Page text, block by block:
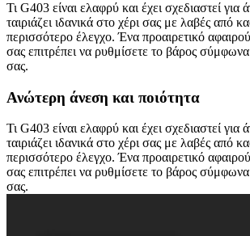
Τι G403 είναι ελαφρύ και έχει σχεδιαστεί για
ταιριάζει ιδανικά στο χέρι σας με λαβές από
περισσότερο έλεγχο. Ένα προαιρετικό
σας επιτρέπει να ρυθμίσετε το βάρος σύμφωνα
σας.
Ανώτερη άνεση και ποιότητα
Τι G403 είναι ελαφρύ και έχει σχεδιαστεί για
ταιριάζει ιδανικά στο χέρι σας με λαβές από
περισσότερο έλεγχο. Ένα προαιρετικό
σας επιτρέπει να ρυθμίσετε το βάρος σύμφωνα
σας.